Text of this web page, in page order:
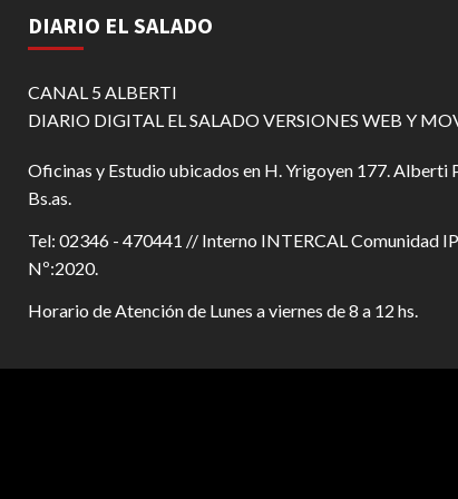
DIARIO EL SALADO
CANAL 5 ALBERTI
DIARIO DIGITAL EL SALADO VERSIONES WEB Y
Oficinas y Estudio ubicados en H. Yrigoyen 177. Alberti
Bs.as.
Tel: 02346 - 470441 // Interno INTERCAL Comunidad IP
Nº:2020.
Horario de Atención de Lunes a viernes de 8 a 12 hs.